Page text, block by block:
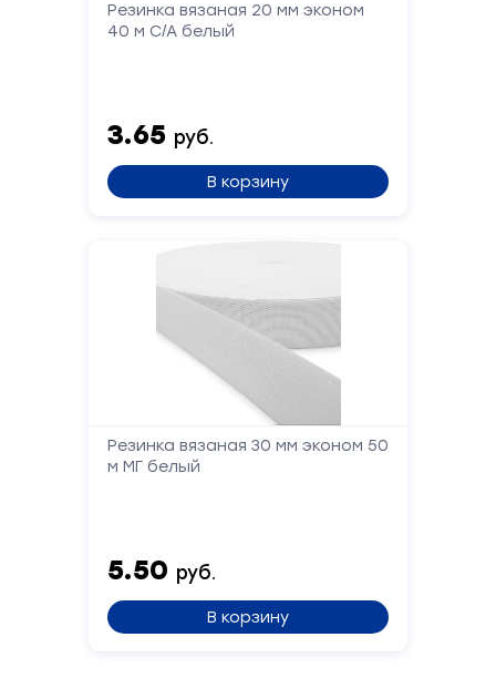
Резинка вязаная 20 мм эконом
40 м С/А белый
3.65 руб.
В корзину
Резинка вязаная 30 мм эконом 50
м МГ белый
5.50 руб.
В корзину